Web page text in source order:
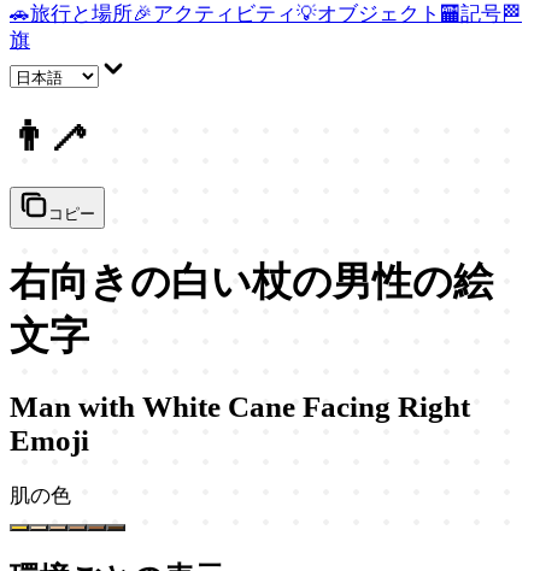
🚗旅行と場所🎉アクティビティ💡オブジェクト 🏧記号🏁
旗
👨‍🦯
コピー
右向きの白い杖の男性の絵
文字
Man with White Cane Facing Right
Emoji
肌の色